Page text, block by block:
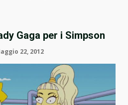
Gaga per i Simpson
22, 2012